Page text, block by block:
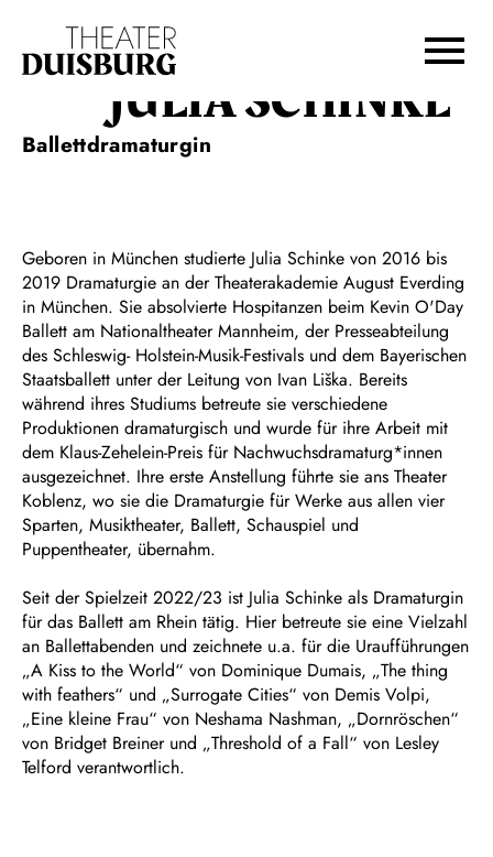
Zur Hauptnavigation springen
Zum Footer springenJULIA SCHINKE
Ballettdramaturgin
Geboren in München studierte Julia Schinke von 2016 bis
2019 Dramaturgie an der Theaterakademie August Everding
in München. Sie absolvierte Hospitanzen beim Kevin O'Day
Ballett am Nationaltheater Mannheim, der Presseabteilung
des Schleswig- Holstein-Musik-Festivals und dem Bayerischen
Staatsballett unter der Leitung von Ivan Liška. Bereits
während ihres Studiums betreute sie verschiedene
Produktionen dramaturgisch und wurde für ihre Arbeit mit
dem Klaus-Zehelein-Preis für Nachwuchsdramaturg*innen
ausgezeichnet. Ihre erste Anstellung führte sie ans Theater
Koblenz, wo sie die Dramaturgie für Werke aus allen vier
Sparten, Musiktheater, Ballett, Schauspiel und
Puppentheater, übernahm.
Seit der Spielzeit 2022/23 ist Julia Schinke als Dramaturgin
für das Ballett am Rhein tätig. Hier betreute sie eine Vielzahl
an Ballettabenden und zeichnete u.a. für die Uraufführungen
„A Kiss to the World“ von Dominique Dumais, „The thing
with feathers“ und „Surrogate Cities“ von Demis Volpi,
„Eine kleine Frau“ von Neshama Nashman, „Dornröschen“
von Bridget Breiner und „Threshold of a Fall“ von Lesley
Telford verantwortlich.